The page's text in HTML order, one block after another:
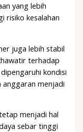
yang lebih
risiko kesalahan
juga lebih stabil
terhadap
kondisi
anggaran menjadi
menjadi hal
sebar tinggi